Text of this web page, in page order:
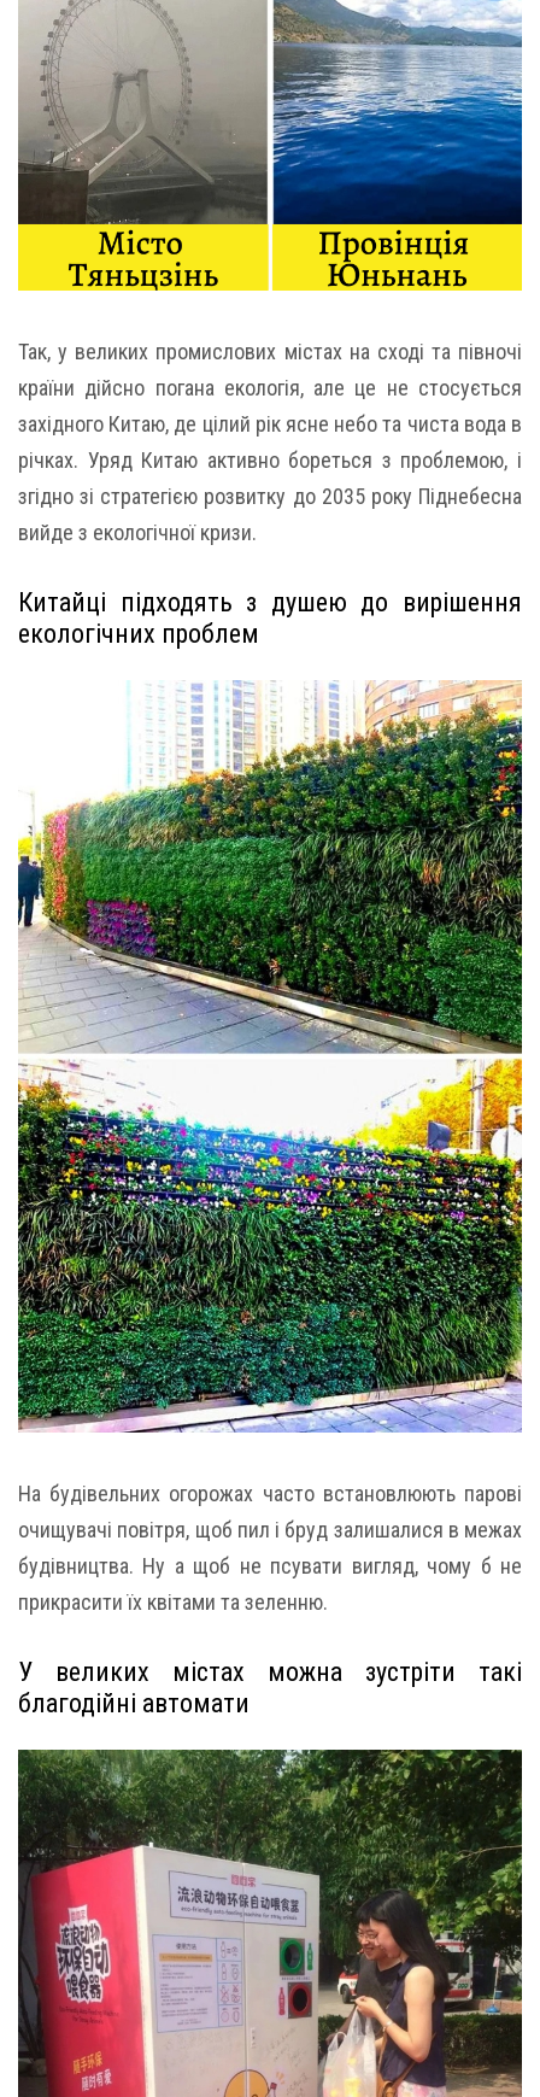
Так, у великих промислових містах на сході та півночі
країни дійсно погана екологія, але це не стосується
західного Китаю, де цілий рік ясне небо та чиста вода в
річках. Уряд Китаю активно бореться з проблемою, і
згідно зі стратегією розвитку до 2035 року Піднебесна
вийде з екологічної кризи.
Китайці підходять з душею до вирішення
екологічних проблем
На будівельних огорожах часто встановлюють парові
очищувачі повітря, щоб пил і бруд залишалися в межах
будівництва. Ну а щоб не псувати вигляд, чому б не
прикрасити їх квітами та зеленню.
У великих містах можна зустріти такі
благодійні автомати